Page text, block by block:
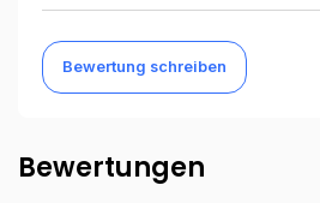
Bewertung schreiben
Bewertungen